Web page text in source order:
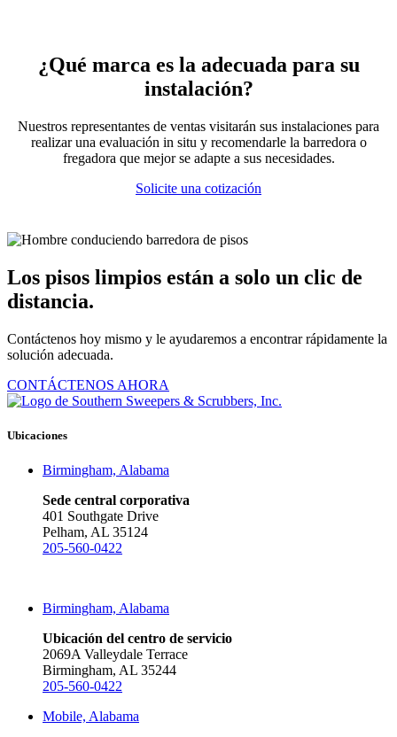
¿Qué marca es la adecuada para su
instalación?
Nuestros representantes de ventas visitarán sus instalaciones para
realizar una evaluación in situ y recomendarle la barredora o
fregadora que mejor se adapte a sus necesidades.
Solicite una cotización
Los pisos limpios están a solo un clic de
distancia.
Contáctenos hoy mismo y le ayudaremos a encontrar rápidamente la
solución adecuada.
CONTÁCTENOS AHORA
Ubicaciones
Birmingham, Alabama
Sede central corporativa
401 Southgate Drive
Pelham, AL 35124
205-560-0422
Birmingham, Alabama
Ubicación del centro de servicio
2069A Valleydale Terrace
Birmingham, AL 35244
205-560-0422
Mobile, Alabama